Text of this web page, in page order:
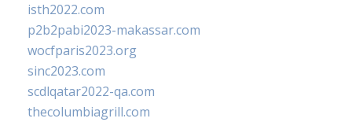
isth2022.com
p2b2pabi2023-makassar.com
wocfparis2023.org
sinc2023.com
scdlqatar2022-qa.com
thecolumbiagrill.com